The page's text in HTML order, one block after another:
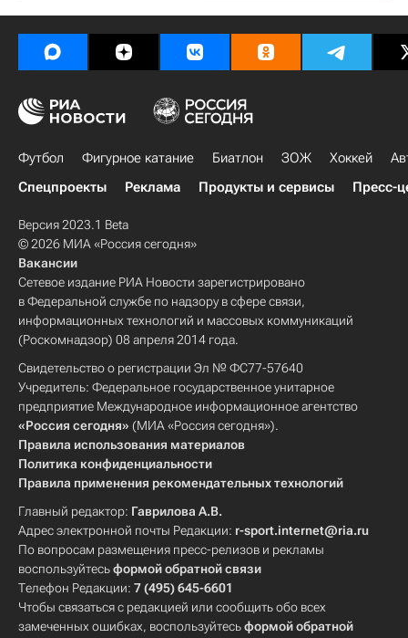
Футбол Фигурное катание Биатлон ЗОЖ Хоккей
Спецпроекты
Реклама Продукты и сервисы Пресс-
Версия 2023.1 Beta
© 2026 МИА «Россия сегодня»
Вакансии
Сетевое издание РИА Новости зарегистрировано
в Федеральной службе по надзору в сфере связи,
информационных технологий и массовых коммуникаций
(Роскомнадзор) 08 апреля 2014 года.
Свидетельство о регистрации Эл № ФС77-57640
Учредитель: Федеральное государственное унитарное
предприятие Международное информационное агентство
«Россия сегодня» (МИА «Россия сегодня»).
Правила использования материалов
Политика конфиденциальности
Правила применения рекомендательных технологий
Главный редактор: Гаврилова А.В.
Адрес электронной почты Редакции: r-sport.internet@ria.ru
По вопросам размещения пресс-релизов и рекламы
воспользуйтесьформой обратной связи
Телефон Редакции: 7 (495) 645-6601
Чтобы связаться с редакцией или сообщить обо всех
замеченных ошибках, воспользуйтесьформой обратной